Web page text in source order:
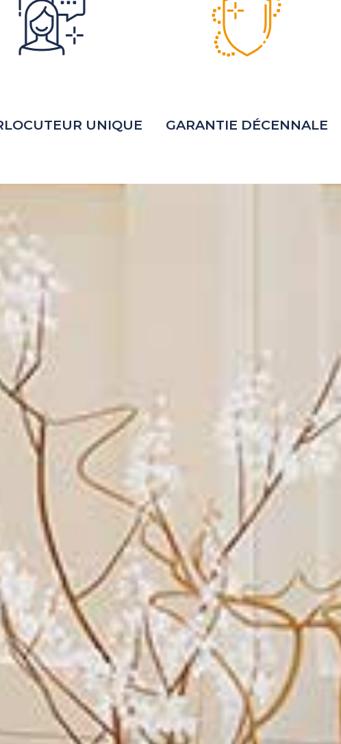
UNIQUE GARANTIE DÉCENNALE